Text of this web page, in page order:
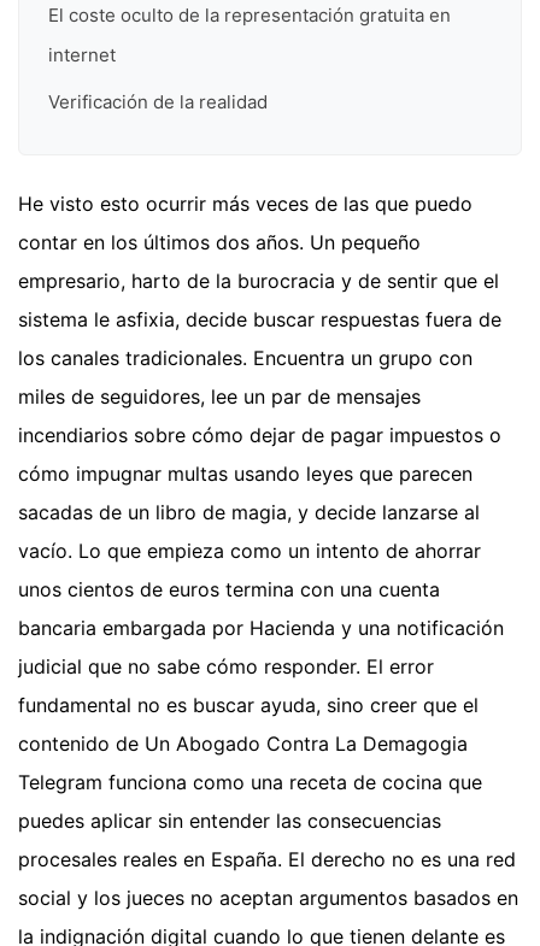
El coste oculto de la representación gratuita en
internet
Verificación de la realidad
He visto esto ocurrir más veces de las que puedo
contar en los últimos dos años. Un pequeño
empresario, harto de la burocracia y de sentir que el
sistema le asfixia, decide buscar respuestas fuera de
los canales tradicionales. Encuentra un grupo con
miles de seguidores, lee un par de mensajes
incendiarios sobre cómo dejar de pagar impuestos o
cómo impugnar multas usando leyes que parecen
sacadas de un libro de magia, y decide lanzarse al
vacío. Lo que empieza como un intento de ahorrar
unos cientos de euros termina con una cuenta
bancaria embargada por Hacienda y una notificación
judicial que no sabe cómo responder. El error
fundamental no es buscar ayuda, sino creer que el
contenido de Un Abogado Contra La Demagogia
Telegram funciona como una receta de cocina que
puedes aplicar sin entender las consecuencias
procesales reales en España. El derecho no es una red
social y los jueces no aceptan argumentos basados en
la indignación digital cuando lo que tienen delante es